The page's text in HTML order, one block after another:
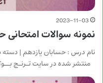
2023-11-03
نمونه سوالات امتحانی
منتشر شده در سایت تـرنـج